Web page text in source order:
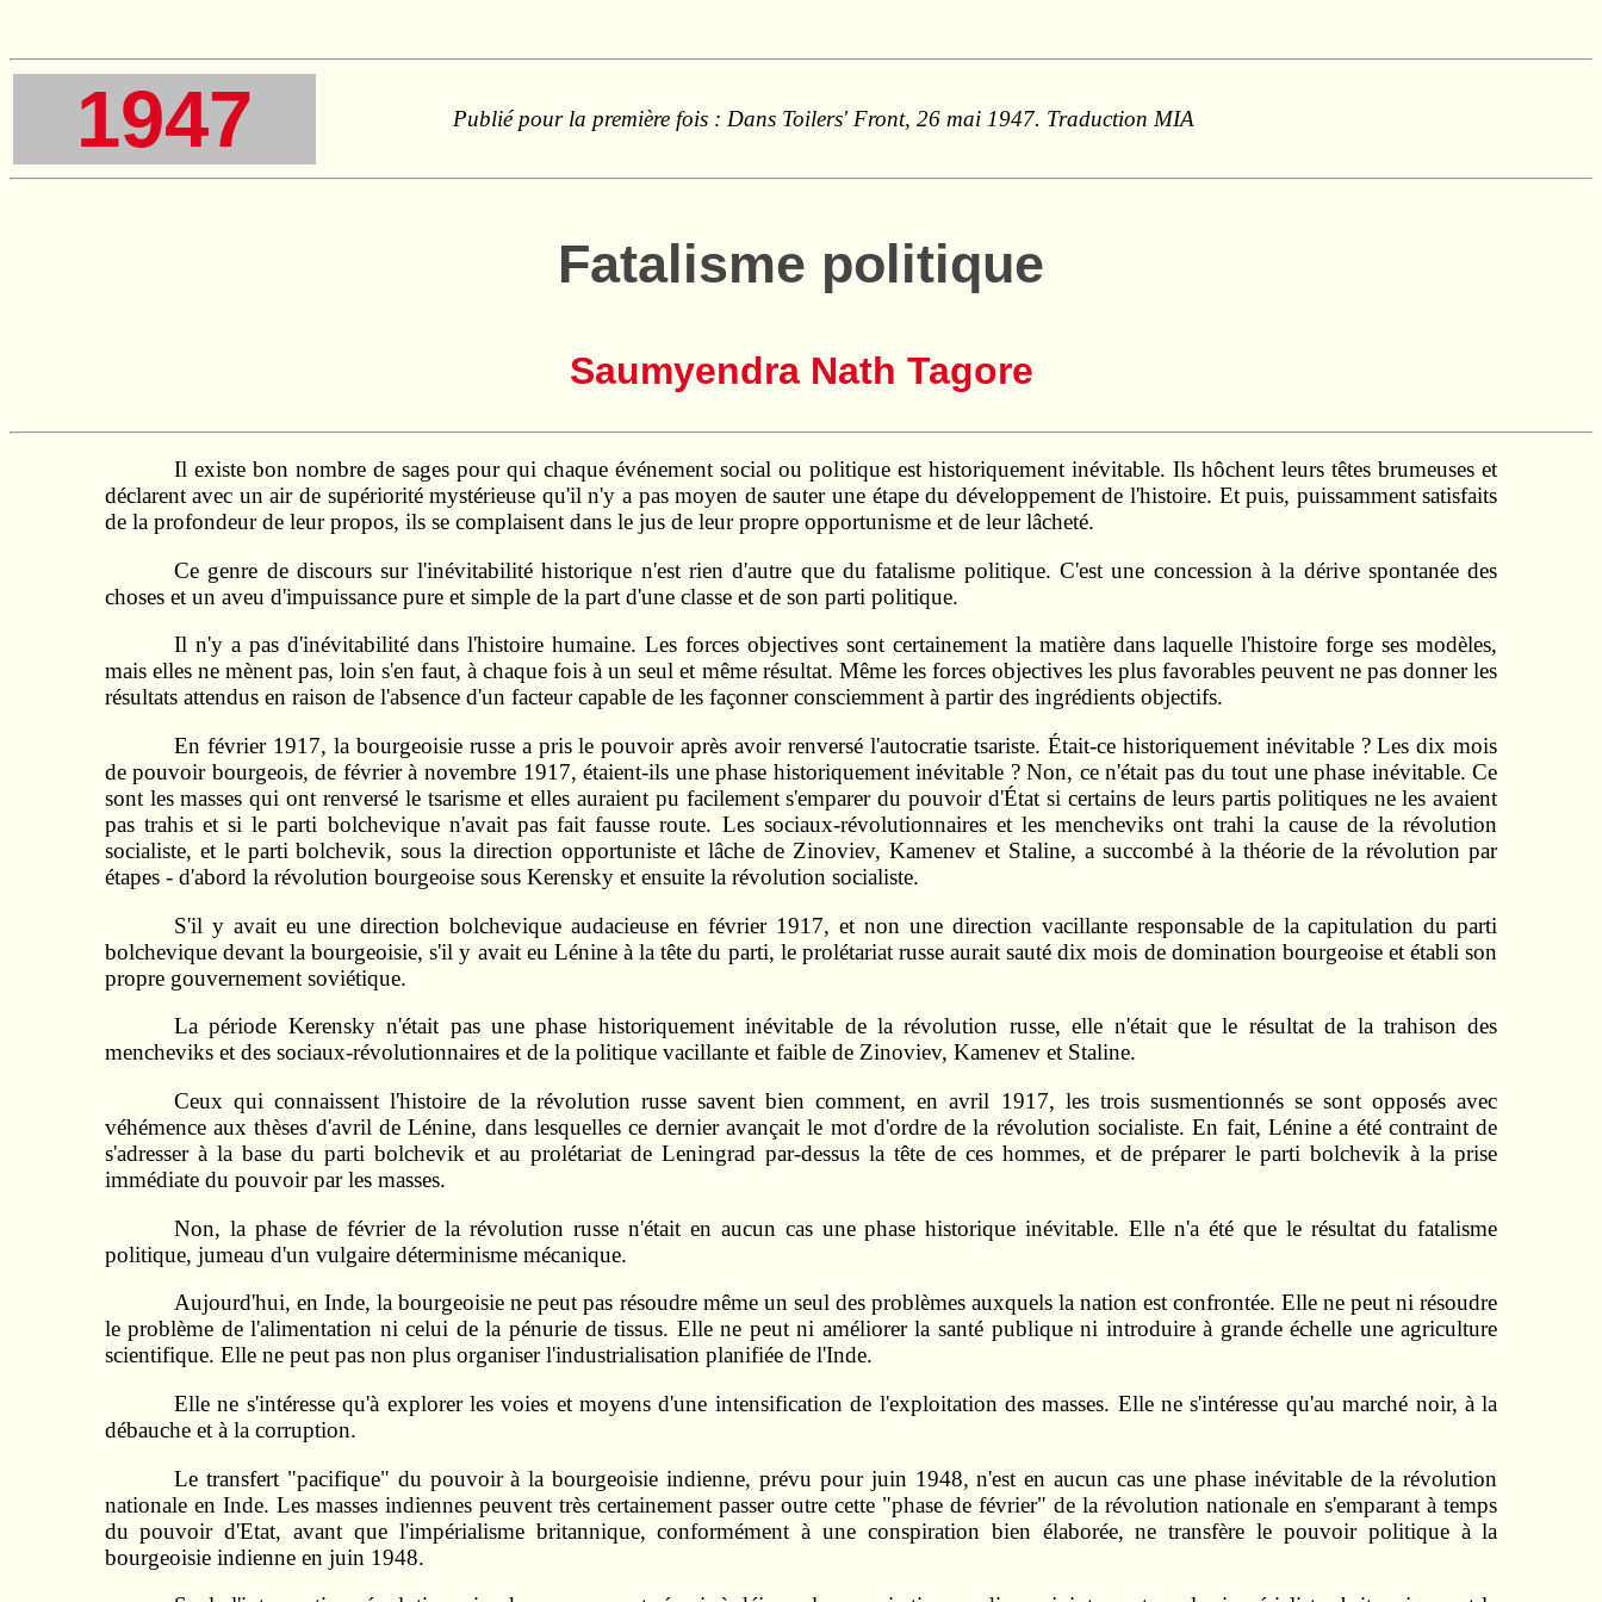
1947 Publié pour la première fois : Dans Toilers' Front, 26 mai 1947. Traduction MIA
Fatalisme politique
Saumyendra Nath Tagore
Il existe bon nombre de sages pour qui chaque événement social ou politique est historiquement inévitable. Ils hôchent leurs têtes brumeuses et
déclarent avec un air de supériorité mystérieuse qu'il n'y a pas moyen de sauter une étape du développement de l'histoire. Et puis, puissamment satisfaits
de la profondeur de leur propos, ils se complaisent dans le jus de leur propre opportunisme et de leur lâcheté.
Ce genre de discours sur l'inévitabilité historique n'est rien d'autre que du fatalisme politique. C'est une concession à la dérive spontanée des
choses et un aveu d'impuissance pure et simple de la part d'une classe et de son parti politique.
Il n'y a pas d'inévitabilité dans l'histoire humaine. Les forces objectives sont certainement la matière dans laquelle l'histoire forge ses modèles,
mais elles ne mènent pas, loin s'en faut, à chaque fois à un seul et même résultat. Même les forces objectives les plus favorables peuvent ne pas donner les
résultats attendus en raison de l'absence d'un facteur capable de les façonner consciemment à partir des ingrédients objectifs.
En février 1917, la bourgeoisie russe a pris le pouvoir après avoir renversé l'autocratie tsariste. Était-ce historiquement inévitable ? Les dix mois
de pouvoir bourgeois, de février à novembre 1917, étaient-ils une phase historiquement inévitable ? Non, ce n'était pas du tout une phase inévitable. Ce
sont les masses qui ont renversé le tsarisme et elles auraient pu facilement s'emparer du pouvoir d'État si certains de leurs partis politiques ne les avaient
pas trahis et si le parti bolchevique n'avait pas fait fausse route. Les sociaux-révolutionnaires et les mencheviks ont trahi la cause de la révolution
socialiste, et le parti bolchevik, sous la direction opportuniste et lâche de Zinoviev, Kamenev et Staline, a succombé à la théorie de la révolution par
étapes - d'abord la révolution bourgeoise sous Kerensky et ensuite la révolution socialiste.
S'il y avait eu une direction bolchevique audacieuse en février 1917, et non une direction vacillante responsable de la capitulation du parti
bolchevique devant la bourgeoisie, s'il y avait eu Lénine à la tête du parti, le prolétariat russe aurait sauté dix mois de domination bourgeoise et établi son
propre gouvernement soviétique.
La période Kerensky n'était pas une phase historiquement inévitable de la révolution russe, elle n'était que le résultat de la trahison des
mencheviks et des sociaux-révolutionnaires et de la politique vacillante et faible de Zinoviev, Kamenev et Staline.
Ceux qui connaissent l'histoire de la révolution russe savent bien comment, en avril 1917, les trois susmentionnés se sont opposés avec
véhémence aux thèses d'avril de Lénine, dans lesquelles ce dernier avançait le mot d'ordre de la révolution socialiste. En fait, Lénine a été contraint de
s'adresser à la base du parti bolchevik et au prolétariat de Leningrad par-dessus la tête de ces hommes, et de préparer le parti bolchevik à la prise
immédiate du pouvoir par les masses.
Non, la phase de février de la révolution russe n'était en aucun cas une phase historique inévitable. Elle n'a été que le résultat du fatalisme
politique, jumeau d'un vulgaire déterminisme mécanique.
Aujourd'hui, en Inde, la bourgeoisie ne peut pas résoudre même un seul des problèmes auxquels la nation est confrontée. Elle ne peut ni résoudre
le problème de l'alimentation ni celui de la pénurie de tissus. Elle ne peut ni améliorer la santé publique ni introduire à grande échelle une agriculture
scientifique. Elle ne peut pas non plus organiser l'industrialisation planifiée de l'Inde.
Elle ne s'intéresse qu'à explorer les voies et moyens d'une intensification de l'exploitation des masses. Elle ne s'intéresse qu'au marché noir, à la
débauche et à la corruption.
Le transfert "pacifique" du pouvoir à la bourgeoisie indienne, prévu pour juin 1948, n'est en aucun cas une phase inévitable de la révolution
nationale en Inde. Les masses indiennes peuvent très certainement passer outre cette "phase de février" de la révolution nationale en s'emparant à temps
du pouvoir d'Etat, avant que l'impérialisme britannique, conformément à une conspiration bien élaborée, ne transfère le pouvoir politique à la
bourgeoisie indienne en juin 1948.